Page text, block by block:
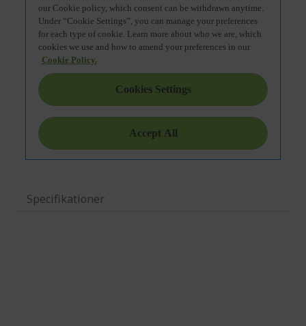
Specifikationer